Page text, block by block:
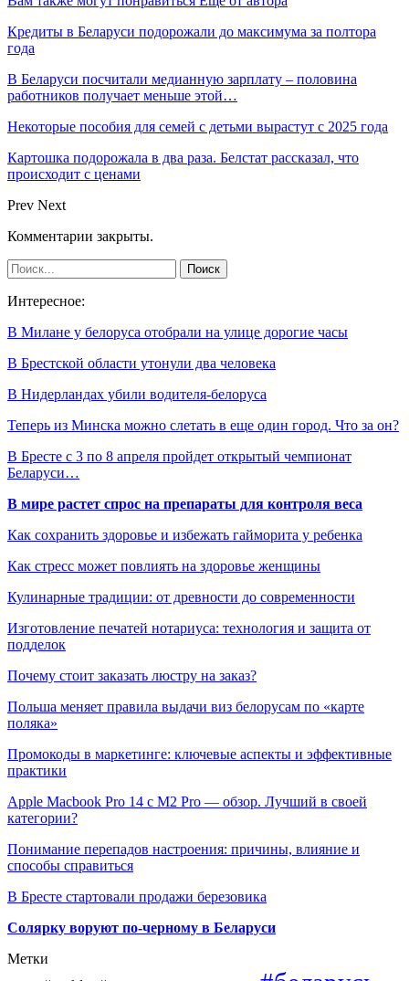
Кредиты в Беларуси подорожали до максимума за полтора
года
В Беларуси посчитали медианную зарплату – половина
работников получает меньше этой…
Некоторые пособия для семей с детьми вырастут с 2025 года
Картошка подорожала в два раза. Белстат рассказал, что
происходит с ценами
Prev Next
Комментарии закрыты.
Интересное:
В Милане у белоруса отобрали на улице дорогие часы
В Брестской области утонули два человека
В Нидерландах убили водителя-белоруса
Теперь из Минска можно слетать в еще один город. Что за он?
В Бресте с 3 по 8 апреля пройдет открытый чемпионат
Беларуси…
В мире растет спрос на препараты для контроля веса
Как сохранить здоровье и избежать гайморита у ребенка
Как стресс может повлиять на здоровье женщины
Кулинарные традиции: от древности до современности
Изготовление печатей нотариуса: технология и защита от
подделок
Почему стоит заказать люстру на заказ?
Польша меняет правила выдачи виз белорусам по «карте
поляка»
Промокоды в маркетинге: ключевые аспекты и эффективные
практики
Apple Macbook Pro 14 с M2 Pro — обзор. Лучший в своей
категории?
Понимание перепадов настроения: причины, влияние и
способы справиться
В Бресте стартовали продажи березовика
Солярку воруют по-черному в Беларуси
Метки